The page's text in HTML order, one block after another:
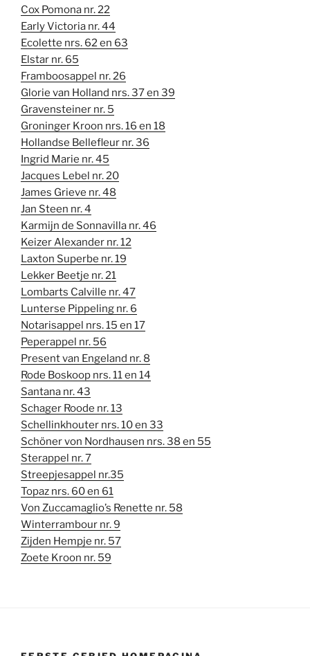
Cox Pomona nr. 22
Early Victoria nr. 44
Ecolette nrs. 62 en 63
Elstar nr. 65
Framboosappel nr. 26
Glorie van Holland nrs. 37 en 39
Gravensteiner nr. 5
Groninger Kroon nrs. 16 en 18
Hollandse Bellefleur nr. 36
Ingrid Marie nr. 45
Jacques Lebel nr. 20
James Grieve nr. 48
Jan Steen nr. 4
Karmijn de Sonnavilla nr. 46
Keizer Alexander nr. 12
Laxton Superbe nr. 19
Lekker Beetje nr. 21
Lombarts Calville nr. 47
Lunterse Pippeling nr. 6
Notarisappel nrs. 15 en 17
Peperappel nr. 56
Present van Engeland nr. 8
Rode Boskoop nrs. 11 en 14
Santana nr. 43
Schager Roode nr. 13
Schellinkhouter nrs. 10 en 33
Schöner von Nordhausen nrs. 38 en 55
Sterappel nr. 7
Streepjesappel nr.35
Topaz nrs. 60 en 61
Von Zuccamaglio’s Renette nr. 58
Winterrambour nr. 9
Zijden Hempje nr. 57
Zoete Kroon nr. 59